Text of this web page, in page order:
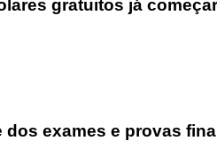
gratuitos já
exames e provas